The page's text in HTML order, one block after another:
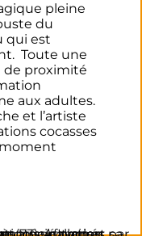
pleine
du
qui est
Toute une
de proximité
aux adultes.
et l’artiste
cocasses